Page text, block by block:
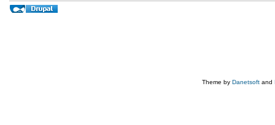
Theme by Danetsoft and